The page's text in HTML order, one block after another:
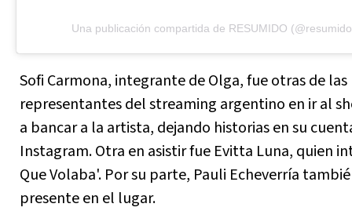
Una publicación compartida de RESUMIDO
Sofi Carmona, integrante de Olga, fue otras de las
representantes del streaming argentino en ir al
a bancar a la artista, dejando historias en su
Instagram. Otra en asistir fue Evitta Luna, quien
Que Volaba'. Por su parte, Pauli Echeverría
presente en el lugar.